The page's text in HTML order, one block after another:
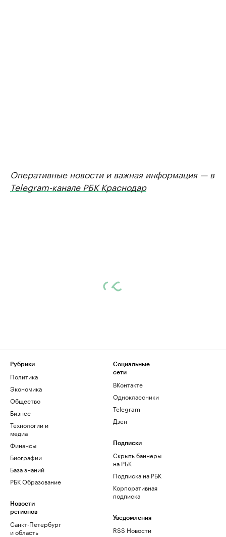
Оперативные новости и важная информация — в
Telegram-канале РБК Краснодар
Рубрики
Политика
Экономика
Общество
Бизнес
Технологии и
медиа
Финансы
Биографии
База знаний
РБК Образование
Новости
регионов
Санкт-Петербург
и область
Социальные
сети
ВКонтакте
Одноклассники
Telegram
Дзен
Подписки
Скрыть баннеры
на РБК
Подписка на РБК
Корпоративная
подписка
Уведомления
RSS Новости